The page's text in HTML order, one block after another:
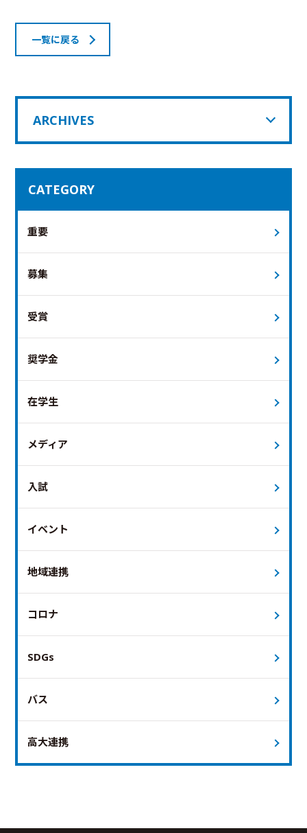
一覧に戻る
ARCHIVES
CATEGORY
重要
募集
受賞
奨学金
在学生
メディア
入試
イベント
地域連携
コロナ
SDGs
バス
高大連携